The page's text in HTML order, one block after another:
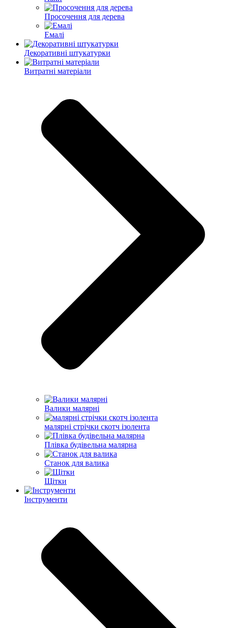
Просочення для дерева
Емалі
Декоративні штукатурки
Витратні матеріали
Валики малярні
малярні стрічки скотч ізолента
Плівка будівельна малярна
Станок для валика
Щітки
Інструменти